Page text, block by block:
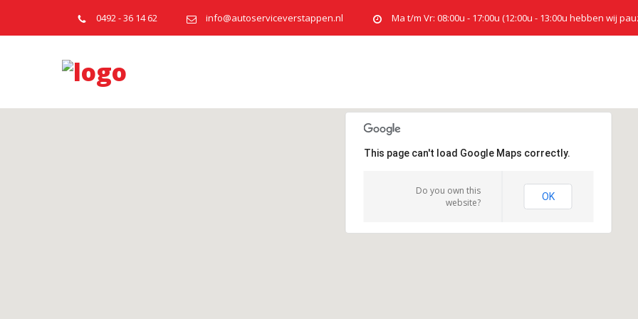
0492 - 36 14 62 info@autoserviceverstappen.nl Ma t/m Vr: 08:00u - 17:00u (12:00u - 13:00u hebben wij
This page can't load Google Maps correctly.
Do you own this
website?
OK